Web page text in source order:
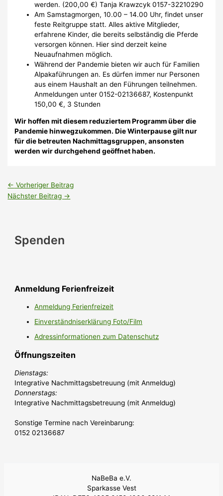
werden. (200,00 €) Tanja Krawzcyk 0157-32210290
Am Samstagmorgen, 10.00 – 14.00 Uhr, findet unser
feste Reitgruppe statt. Alles aktive Mitglieder,
erfahrene Kinder, die bereits selbständig die Pferde
versorgen können. Hier sind derzeit keine
Neuaufnahmen möglich.
Während der Pandemie bieten wir auch für Familien
Alpakaführungen an. Es dürfen immer nur Personen
aus einem Haushalt an den Führungen teilnehmen.
Anmeldungen unter 0152-02136687, Kostenpunkt
150,00 €, 3 Stunden
Wir hoffen mit diesem reduziertem Programm über die
Pandemie hinwegzukommen. Die Winterpause gilt nur
für die betreuten Nachmittagsgruppen, ansonsten
werden wir durchgehend geöffnet haben.
← Vorheriger Beitrag
Nächster Beitrag →
Spenden
Anmeldung Ferienfreizeit
Anmeldung Ferienfreizeit
Einverständniserklärung Foto/Film
Adressinformationen zum Datenschutz
Öffnungszeiten
Dienstags:
Integrative Nachmittagsbetreuung (mit Anmeldug)
Donnerstags:
Integrative Nachmittagsbetreuung (mit Anmeldug)
Sonstige Termine nach Vereinbarung:
0152 02136687
NaBeBa e.V.
Sparkasse Vest